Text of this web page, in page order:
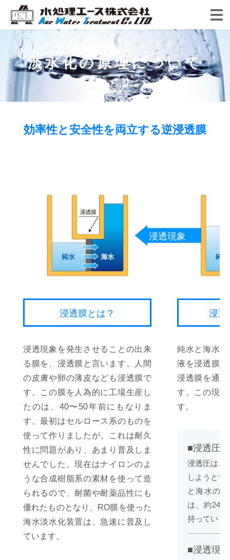
ENGLISH
お知らせ
会社情報
ごあいさつ
水処理エースの強み
誰にでも使える装置
当社が選ばれる理由
MF・UF装置 災害対策用浄水器
含塩水脱塩造水装置
排水処理装置
レンタル用淡水化装置
日本国内導入事例
造水装置について
造水装置の選び方
淡水化の原理について
よくある質問
採用情報
採用情報
社員の声
エントリーシート
淡水化の原理について
効率性と安全性を両立する逆浸透膜
浸透現象
浸透膜とは？
浸透現象を発生させることの出来
る膜を、浸透膜と言います。人間
の皮膚や卵の薄皮なども浸透膜で
す。この膜を人為的に工場生産し
たのは、40〜50年前にもなりま
す。最初はセルロース系のものを
使って作りましたが、これは耐久
性に問題があり、あまり普及しま
せんでした。現在はナイロンのよ
うな合成樹脂系の素材を使って造
られるので、耐菌や耐薬品性にも
優れたものとなり、RO膜を使った
海水淡水化装置は、急速に普及し
ています。
浸透
純水と海水
液を浸透膜
浸透膜を通
す。この現
す。
■浸透圧
浸透圧は、
しようとす
と海水の
は、約
持っていま
■浸透現